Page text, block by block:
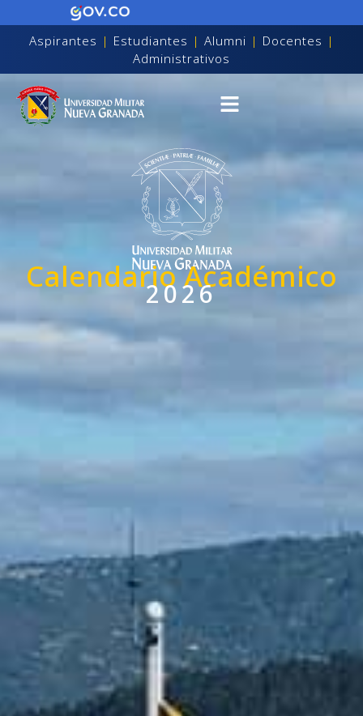
Aspirantes | Estudiantes | Alumni | Docentes |
Administrativos
Calendario Académico
2026
discapacidad visual